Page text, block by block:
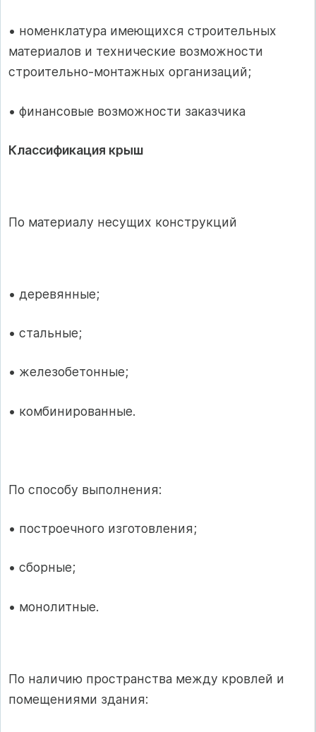
• номенклатура имеющихся строительных
материалов и технические возможности
строительно-монтажных организаций;
• финансовые возможности заказчика
Классификация крыш
По материалу несущих конструкций
• деревянные;
• стальные;
• железобетонные;
• комбинированные.
По способу выполнения:
• построечного изготовления;
• сборные;
• монолитные.
По наличию пространства между кровлей и
помещениями здания: